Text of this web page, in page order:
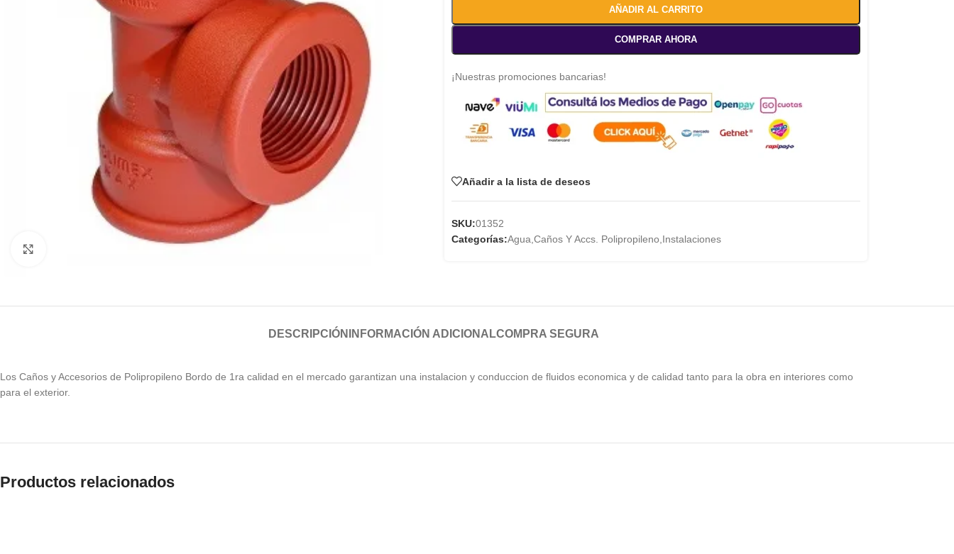
AÑADIR AL CARRITO
COMPRAR AHORA
¡Nuestras promociones bancarias!
Añadir a la lista de deseos
SKU:01352
Categorías:Agua Caños Y Accs. Polipropileno Instalaciones
DESCRIPCIÓN INFORMACIÓN ADICIONALCOMPRA SEGURA
Los Caños y Accesorios de Polipropileno Bordo de 1ra calidad en el mercado garantizan una instalacion y conduccion de fluidos economica y de calidad tanto para la obra en interiores como
para el exterior.
Productos relacionados